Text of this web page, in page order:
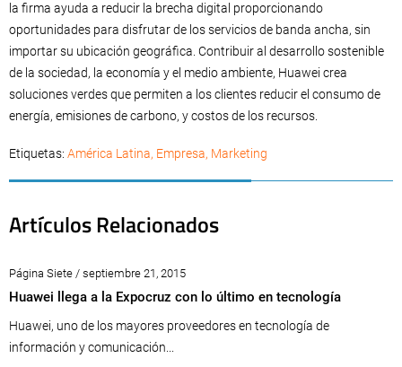
la firma ayuda a reducir la brecha digital proporcionando
oportunidades para disfrutar de los servicios de banda ancha, sin
importar su ubicación geográfica. Contribuir al desarrollo sostenible
de la sociedad, la economía y el medio ambiente, Huawei crea
soluciones verdes que permiten a los clientes reducir el consumo de
energía, emisiones de carbono, y costos de los recursos.
Etiquetas: América Latina, Empresa, Marketing
Artículos Relacionados
Página Siete / septiembre 21, 2015
Huawei llega a la Expocruz con lo último en tecnología
Huawei, uno de los mayores proveedores en tecnología de
información y comunicación...